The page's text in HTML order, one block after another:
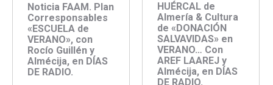
Noticia FAAM. Plan
Corresponsables
«ESCUELA de
VERANO», con
Rocío Guillén y
Almécija, en DÍAS
DE RADIO.
HUÉRCAL de
Almería & Cultura
de «DONACIÓN
SALVAVIDAS» en
VERANO… Con
AREF LAAREJ y
Almécija, en DÍAS
DE RADIO.